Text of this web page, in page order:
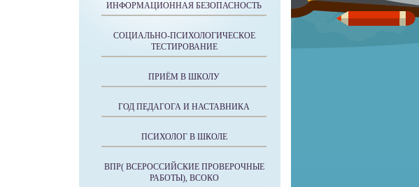
ИНФОРМАЦИОННАЯ БЕЗОПАСНОСТЬ
СОЦИАЛЬНО-ПСИХОЛОГИЧЕСКОЕ
ТЕСТИРОВАНИЕ
ПРИЁМ В ШКОЛУ
ГОД ПЕДАГОГА И НАСТАВНИКА
ПСИХОЛОГ В ШКОЛЕ
ВПР( ВСЕРОССИЙСКИЕ ПРОВЕРОЧНЫЕ
РАБОТЫ), ВСОКО